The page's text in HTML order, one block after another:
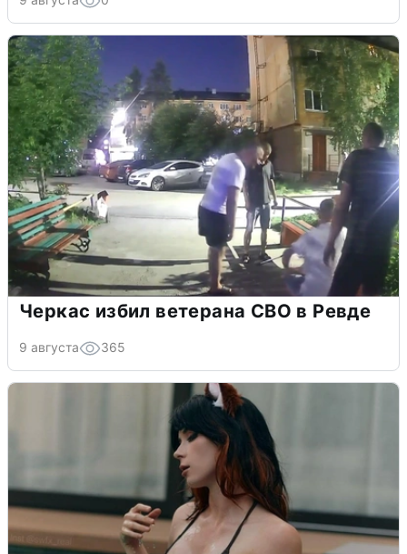
Черкас избил ветерана СВО в Ревде
9 августа 365